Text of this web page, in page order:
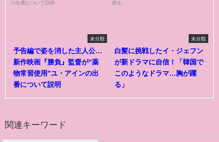
未分類
予告編で姿を消した主人公…
新作映画『勝負』監督が“薬
物常習使用”ユ・アインの出
番について説明
未分類
白髪に挑戦したイ・ジェフン
が新ドラマに自信！「韓国で
このようなドラマ…胸が躍
る」
関連キーワード